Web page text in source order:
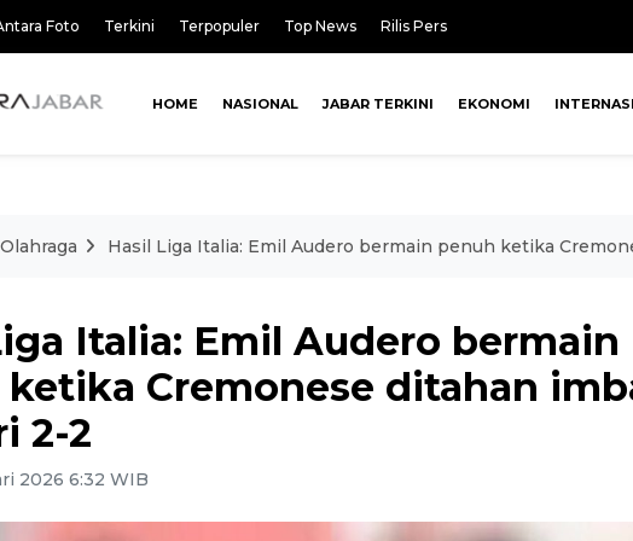
Foto Terkini Terpopuler Top News Rilis Pers
HOME NASIONAL JABAR TERKINI EKONOMI
Olahraga Hasil Liga Italia: Emil Audero bermain penuh ketika
Italia: Emil Audero bermain
Cremonese ditahan
2-2
2026 6:32 WIB